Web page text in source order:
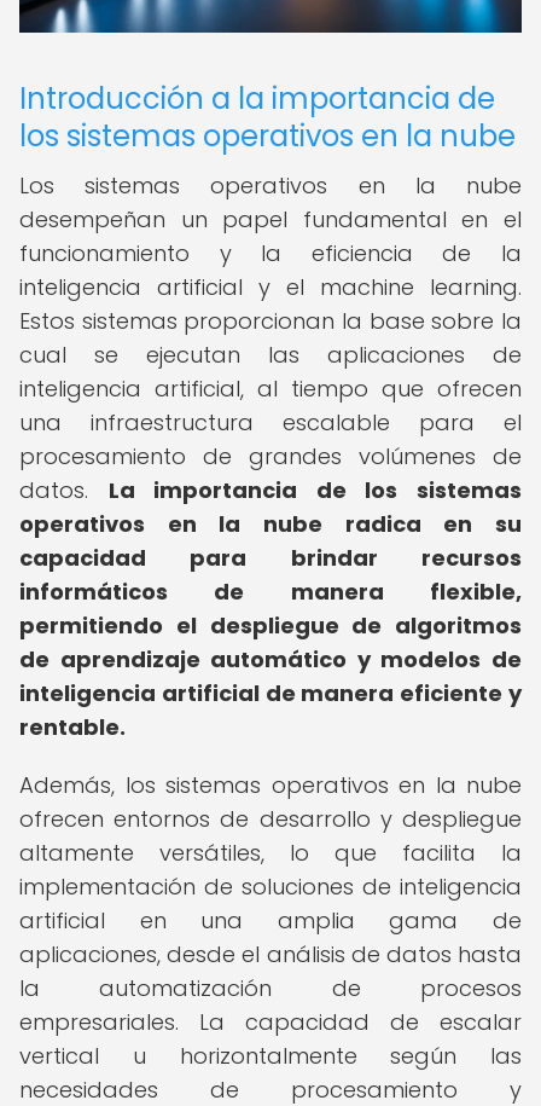
Introducción a la importancia de
los sistemas operativos en la nube
Los sistemas operativos en la nube
desempeñan un papel fundamental en el
funcionamiento y la eficiencia de la
inteligencia artificial y el machine learning.
Estos sistemas proporcionan la base sobre la
cual se ejecutan las aplicaciones de
inteligencia artificial, al tiempo que ofrecen
una infraestructura escalable para el
procesamiento de grandes volúmenes de
datos. La importancia de los sistemas
operativos en la nube radica en su
capacidad para brindar recursos
informáticos de manera flexible,
permitiendo el despliegue de algoritmos
de aprendizaje automático y modelos de
inteligencia artificial de manera eficiente y
rentable.
Además, los sistemas operativos en la nube
ofrecen entornos de desarrollo y despliegue
altamente versátiles, lo que facilita la
implementación de soluciones de inteligencia
artificial en una amplia gama de
aplicaciones, desde el análisis de datos hasta
la automatización de procesos
empresariales. La capacidad de escalar
vertical u horizontalmente según las
necesidades de procesamiento y